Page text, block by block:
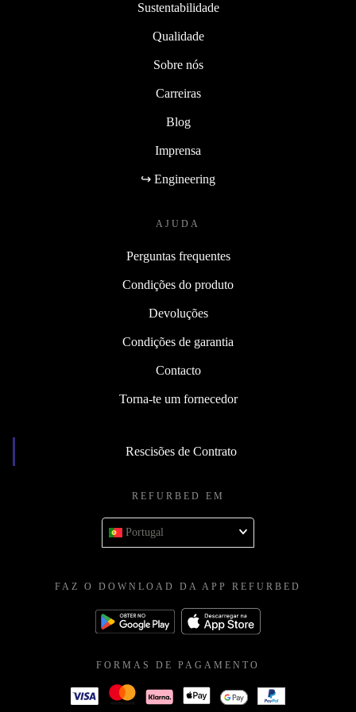
Sustentabilidade
Qualidade
Sobre nós
Carreiras
Blog
Imprensa
↪ Engineering
AJUDA
Perguntas frequentes
Condições do produto
Devoluções
Condições de garantia
Contacto
Torna-te um fornecedor
Rescisões de Contrato
REFURBED EM
Portugal
FAZ O DOWNLOAD DA APP REFURBED
FORMAS DE PAGAMENTO